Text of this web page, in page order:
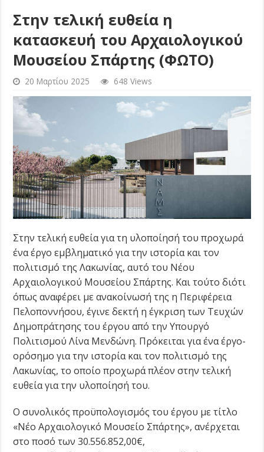
Στην τελική ευθεία η
κατασκευή του Αρχαιολογικού
Μουσείου Σπάρτης (ΦΩΤΟ)
20 Μαρτίου 2025 648 Views
Στην τελική ευθεία για τη υλοποίησή του προχωρά
ένα έργο εμβληματικό για την ιστορία και τον
πολιτισμό της Λακωνίας, αυτό του Νέου
Αρχαιολογικού Μουσείου Σπάρτης. Και τούτο διότι
όπως αναφέρει με ανακοίνωσή της η Περιφέρεια
Πελοποννήσου, έγινε δεκτή η έγκριση των Τευχών
Δημοπράτησης του έργου από την Υπουργό
Πολιτισμού Λίνα Μενδώνη. Πρόκειται για ένα έργο-
ορόσημο για την ιστορία και τον πολιτισμό της
Λακωνίας, το οποίο προχωρά πλέον στην τελική
ευθεία για την υλοποίησή του.
Ο συνολικός προϋπολογισμός του έργου με τίτλο
«Νέο Αρχαιολογικό Μουσείο Σπάρτης», ανέρχεται
στο ποσό των 30.556.852,00€,